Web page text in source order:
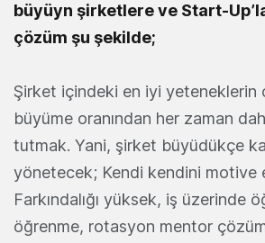
büyüyn şirketlere ve Start-
çözüm şu şekilde;
Şirket içindeki en iyi yeteneklerin
büyüme oranından her zaman
tutmak. Yani, şirket büyüdükçe
yönetecek; Kendi kendini motive
Farkındalığı yüksek, iş üzerinde
öğrenme, rotasyon mentor